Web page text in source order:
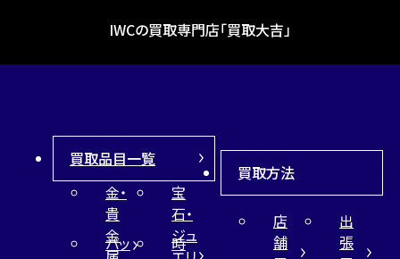
IWCの買取専門店「買取大吉」
買取品目一覧
金・
貴
金
宝
石・
ジュ
バッ
時
買取方法
店
舗
出
張